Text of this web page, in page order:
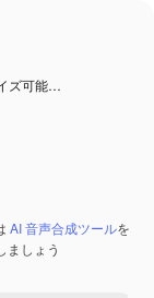
ズ可能…
AI 音声合成ツールを
ましょう